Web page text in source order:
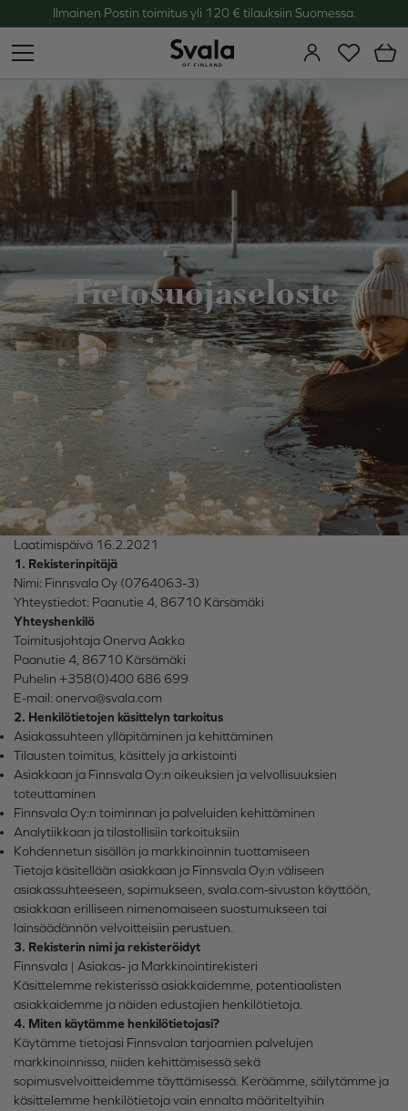
Ilmainen Postin toimitus yli 120 € tilauksiin Suomessa.
Tietosuojaseloste
Laatimispäivä 16.2.2021
1. Rekisterinpitäjä
Nimi: Finnsvala Oy (0764063-3)
Yhteystiedot: Paanutie 4, 86710 Kärsämäki
Yhteyshenkilö
Toimitusjohtaja Onerva Aakko
Paanutie 4, 86710 Kärsämäki
Puhelin +358(0)400 686 699
E-mail: onerva@svala.com
2. Henkilötietojen käsittelyn tarkoitus
Asiakassuhteen ylläpitäminen ja kehittäminen
Tilausten toimitus, käsittely ja arkistointi
Asiakkaan ja Finnsvala Oy:n oikeuksien ja velvollisuuksien
toteuttaminen
Finnsvala Oy:n toiminnan ja palveluiden kehittäminen
Analytiikkaan ja tilastollisiin tarkoituksiin
Kohdennetun sisällön ja markkinoinnin tuottamiseen
Tietoja käsitellään asiakkaan ja Finnsvala Oy:n väliseen
asiakassuhteeseen, sopimukseen, svala.com-sivuston käyttöön,
asiakkaan erilliseen nimenomaiseen suostumukseen tai
lainsäädännön velvoitteisiin perustuen.
3. Rekisterin nimi ja rekisteröidyt
Finnsvala | Asiakas- ja Markkinointirekisteri
Käsittelemme rekisterissä asiakkaidemme, potentiaalisten
asiakkaidemme ja näiden edustajien henkilötietoja.
4. Miten käytämme henkilötietojasi?
Käytämme tietojasi Finnsvalan tarjoamien palvelujen
markkinoinnissa, niiden kehittämisessä sekä
sopimusvelvoitteidemme täyttämisessä. Keräämme, säilytämme ja
käsittelemme henkilötietoja vain ennalta määriteltyihin